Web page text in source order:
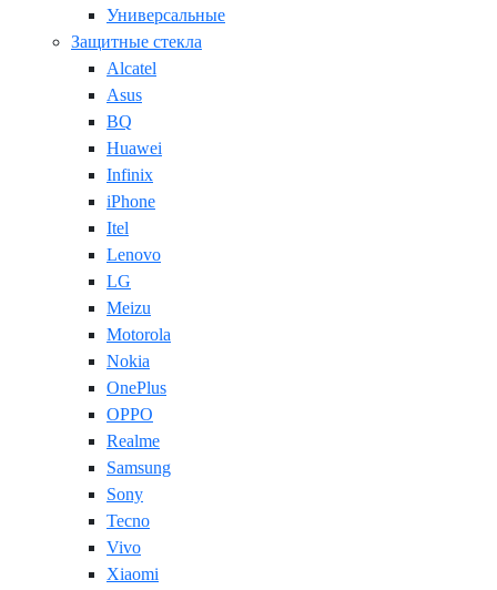
Универсальные
Защитные стекла
Alcatel
Asus
BQ
Huawei
Infinix
iPhone
Itel
Lenovo
LG
Meizu
Motorola
Nokia
OnePlus
OPPO
Realme
Samsung
Sony
Tecno
Vivo
Xiaomi